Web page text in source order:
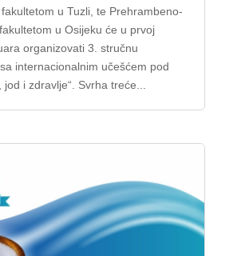
u Tuzli, te Prehrambeno-
u Osijeku će u prvoj
organizovati 3. stručnu
internacionalnim učešćem pod
jod i zdravlje“. Svrha treće...